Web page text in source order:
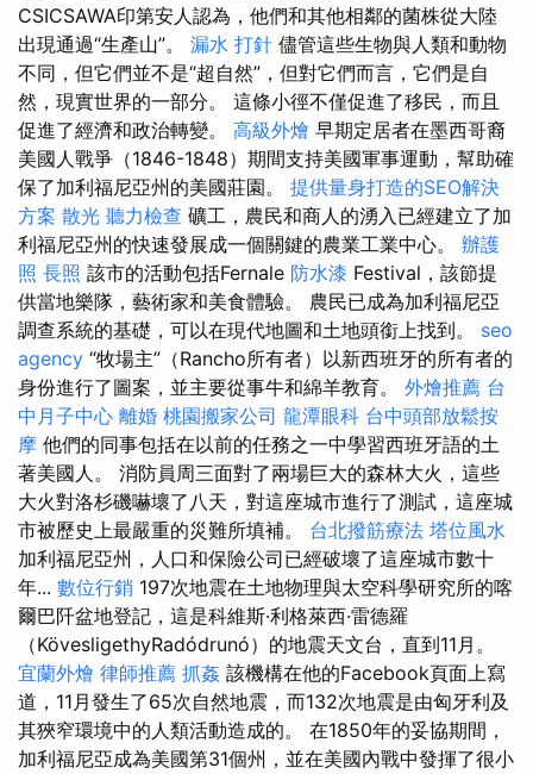
CSICSAWA印第安人認為，他們和其他相鄰的菌株從大陸
出現通過“生產山”。 漏水 打針 儘管這些生物與人類和動物
不同，但它們並不是“超自然”，但對它們而言，它們是自
然，現實世界的一部分。 這條小徑不僅促進了移民，而且
促進了經濟和政治轉變。 高級外燴 早期定居者在墨西哥裔
美國人戰爭（1846-1848）期間支持美國軍事運動，幫助確
保了加利福尼亞州的美國莊園。 提供量身打造的SEO解決
方案 散光 聽力檢查 礦工，農民和商人的湧入已經建立了加
利福尼亞州的快速發展成一個關鍵的農業工業中心。 辦護
照 長照 該市的活動包括Fernale 防水漆 Festival，該節提
供當地樂隊，藝術家和美食體驗。 農民已成為加利福尼亞
調查系統的基礎，可以在現代地圖和土地頭銜上找到。 seo
agency “牧場主”（Rancho所有者）以新西班牙的所有者的
身份進行了圖案，並主要從事牛和綿羊教育。 外燴推薦 台
中月子中心 離婚 桃園搬家公司 龍潭眼科 台中頭部放鬆按
摩 他們的同事包括在以前的任務之一中學習西班牙語的土
著美國人。 消防員周三面對了兩場巨大的森林大火，這些
大火對洛杉磯嚇壞了八天，對這座城市進行了測試，這座城
市被歷史上最嚴重的災難所填補。 台北撥筋療法 塔位風水
加利福尼亞州，人口和保險公司已經破壞了這座城市數十
年... 數位行銷 197次地震在土地物理與太空科學研究所的喀
爾巴阡盆地登記，這是科維斯·利格萊西·雷德羅
（KövesligethyRadódrunó）的地震天文台，直到11月。
宜蘭外燴 律師推薦 抓姦 該機構在他的Facebook頁面上寫
道，11月發生了65次自然地震，而132次地震是由匈牙利及
其狹窄環境中的人類活動造成的。 在1850年的妥協期間，
加利福尼亞成為美國第31個州，並在美國內戰中發揮了很小